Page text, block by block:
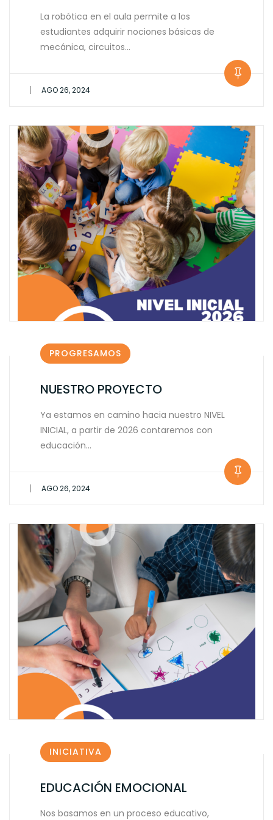
La robótica en el aula permite a los
estudiantes adquirir nociones básicas de
mecánica, circuitos…
| AGO 26, 2024
PROGRESAMOS
NUESTRO PROYECTO
Ya estamos en camino hacia nuestro NIVEL
INICIAL, a partir de 2026 contaremos con
educación…
| AGO 26, 2024
INICIATIVA
EDUCACIÓN EMOCIONAL
Nos basamos en un proceso educativo,